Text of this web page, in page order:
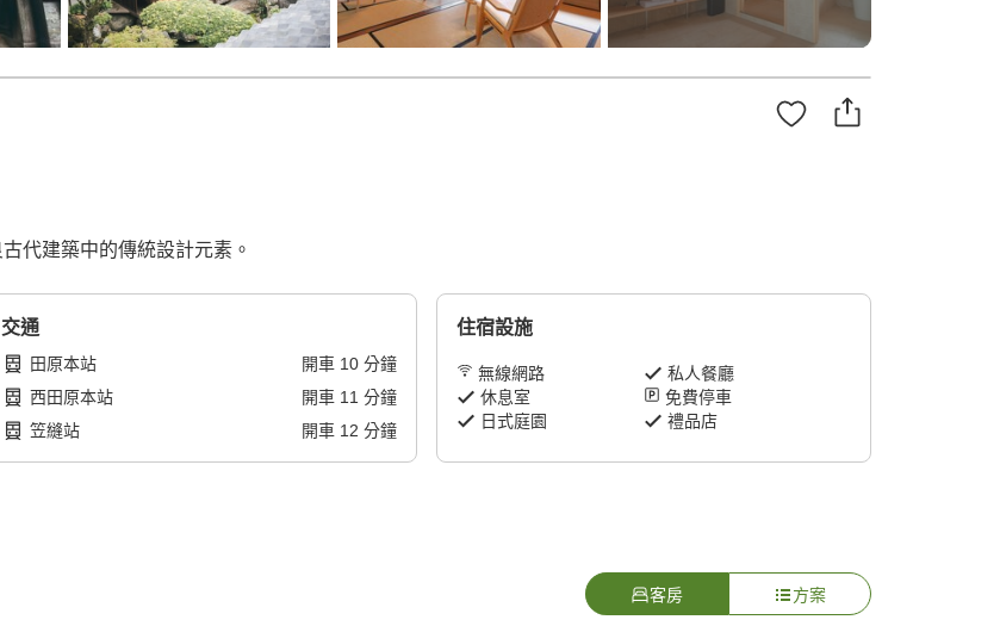
代建築中的傳統設計元素。
交通
田原本站 開車 10分鐘
西田原本站
開車 11 分鐘
笠縫站
開車 12 分鐘
住宿設施
無線網路
私人餐廳
休息室
免費停車
日式庭園
禮品店
客房 方案